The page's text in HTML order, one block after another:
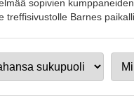
sopivien
treffisivustolle Barnes